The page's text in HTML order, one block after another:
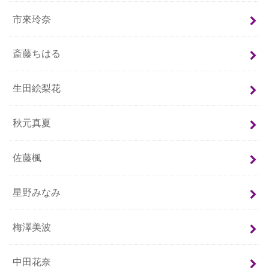
市來玲奈
斎藤ちはる
生田絵梨花
秋元真夏
佐藤楓
星野みなみ
梅澤美波
中田花奈